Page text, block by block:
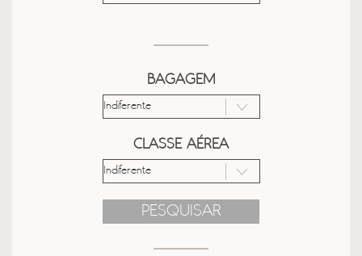
BAGAGEM
CLASSE AÉREA
PESQUISAR